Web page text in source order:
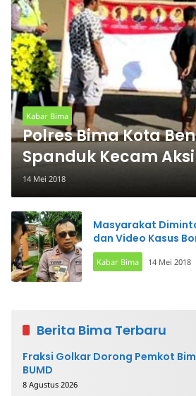
Kabar Bima
Polres Bima Kota
Spanduk Kecam
Warga Ikut
Tandatangan
14 Mei 2018
Masyarakat
dan Video Kasus
Kabar Bima 14 Mei 2018
Berita Bima Terbaru
Fraksi Golkar Dorong Pemkot
BUMD
8 Agustus 2026